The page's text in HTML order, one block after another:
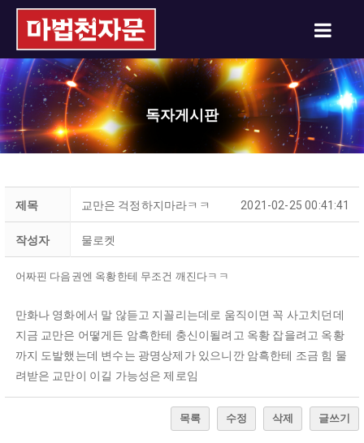
독자게시판
제목 교만은 걱정하지마라ㅋㅋ 2021-02-25 00:41:41
작성자 물로켓
어짜핀 다음권엔 옥황한테 무조건 깨진다ㅋㅋ
만화나 영화에서 말 않듣고 지꼴리는데로 움직이면 꼭 사고치던데
지금 교만은 어떻게든 암흑한테 충신이될려고 옥황 잡을려고 옥황
까지 도발했는데 변수는 광명상제가 있으니깐 암흑한테 조금 힘 물
려받은 교만이 이길 가능성은 제로임
목록 수정 삭제 글쓰기